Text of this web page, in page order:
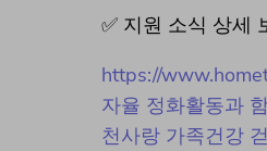
✅ 지원 소식 상세
https://
자율 정화활동과
천사랑 가족건강